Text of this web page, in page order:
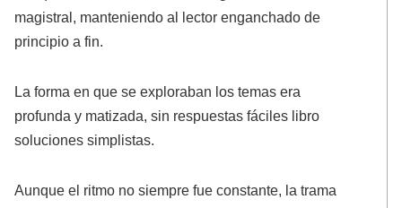
magistral, manteniendo al lector enganchado de
principio a fin.
La forma en que se exploraban los temas era
profunda y matizada, sin respuestas fáciles libro
soluciones simplistas.
Aunque el ritmo no siempre fue constante, la trama